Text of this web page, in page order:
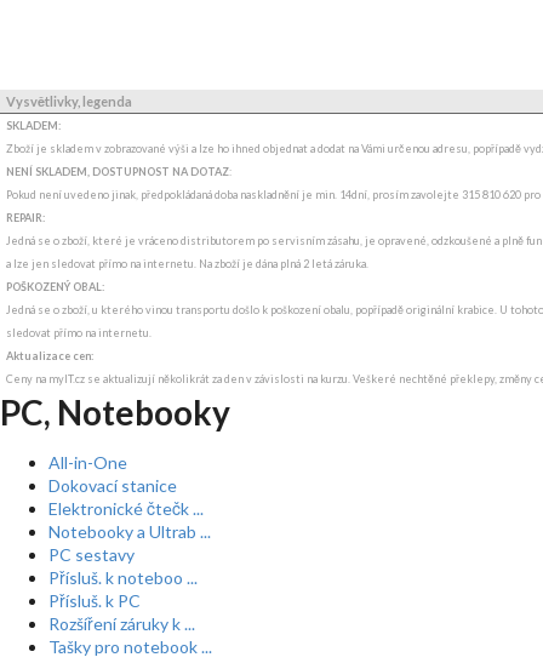
Vysvětlivky, legenda
SKLADEM:
Zboží je skladem v zobrazované výši a lze ho ihned objednat a dodat na Vámi určenou adresu, popřípadě
NENÍ SKLADEM, DOSTUPNOST NA DOTAZ:
Pokud není uvedeno jinak, předpokládaná doba naskladnění je min. 14dní, prosím zavolejte 315 810 620
REPAIR:
Jedná se o zboží, které je vráceno distributorem po servisním zásahu, je opravené, odzkoušené a plně
a lze jen sledovat přímo na internetu. Na zboží je dána plná 2 letá záruka.
POŠKOZENÝ OBAL:
Jedná se o zboží, u kterého vinou transportu došlo k poškození obalu, popřípadě originální krabice. U
sledovat přímo na internetu.
Aktualizace cen:
Ceny na myIT.cz se aktualizují několikrát za den v závislosti na kurzu. Veškeré nechtěné překlepy, změny
PC, Notebooky
All-in-One
Dokovací stanice
Elektronické čtečk ...
Notebooky a Ultrab ...
PC sestavy
Přísluš. k noteboo ...
Přísluš. k PC
Rozšíření záruky k ...
Tašky pro notebook ...